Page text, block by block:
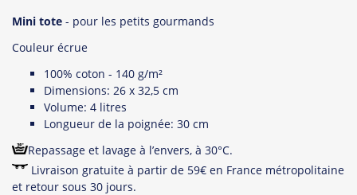
Mini tote - pour les petits gourmands
Couleur écrue
100% coton - 140 g/m²
Dimensions: 26 x 32,5 cm
Volume: 4 litres
Longueur de la poignée: 30 cm
Repassage et lavage à l’envers, à 30°C.
Livraison gratuite à partir de 59€ en France métropolitaine
et retour sous 30 jours.